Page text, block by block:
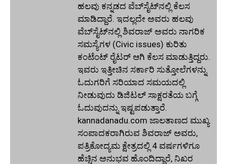
ಹಲವು ಕನ್ನಡದ ವೆಬ್‌ಸೈಟ್‌ನಲ್ಲಿ ಕೆಲಸ
ಮಾಡಿದ್ದಾರೆ. ಇದಲ್ಲದೇ ಅವರು ಹಲವು
ವೆಬ್‌ಸೈಟ್‌ನಲ್ಲಿ ಶಿವರಾಜ್ ಅವರು ನಾಗರಿಕ
ಸಮಸ್ಯೆಗಳ (Civic issues) ಕುರಿತು
ಕಂಟೆಂಟ್ ರೈಟರ್ ಆಗಿ ಕೆಲಸ ಮಾಡುತ್ತಿದ್ದರು.
ಇವರು ಇತ್ತೀಚಿನ ಸರ್ಕಾರಿ ಸುತ್ತೋಲೆಗಳನ್ನು
ಓದುಗರಿಗೆ ಸರಿಯಾದ ಸಮಯದಲ್ಲಿ
ನೀಡುವುದು ಡಿಜಿಟಲ್ ಸಾಕ್ಷರತೆಯ ಬಗ್ಗೆ
ಓದುವುದನ್ನು ಇಷ್ಟಪಡುತ್ತಾರೆ.
kannadanadu.com ಜಾಲತಾಣದ ಮುಖ್ಯ
ಸಂಪಾದಕರಾಗಿರುವ ಶಿವರಾಜ್ ಅವರು,
ಪತ್ರಿಕೋದ್ಯಮ ಕ್ಷೇತ್ರದಲ್ಲಿ 4 ವರ್ಷಗಳಿಗೂ
ಹೆಚ್ಚಿನ ಅನುಭವ ಹೊಂದಿದ್ದಾರೆ, ನಿಖರ